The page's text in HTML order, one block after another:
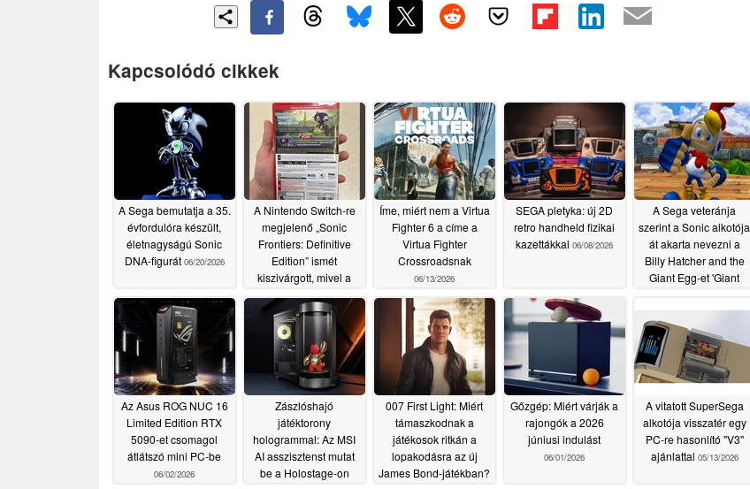
Kapcsolódó cikkek
A Sega bemutatja a 35.
évfordulóra készült,
életnagyságú Sonic
DNA-figurát 06/20/2026
A Nintendo Switch-re
megjelenő „Sonic
Frontiers: Definitive
Edition” ismét
kiszivárgott, mivel a
példányok már
eljutottak a
kiskereskedőkhöz
06/17/2026
Íme, miért nem a Virtua
Fighter 6 a címe a
Virtua Fighter
Crossroadsnak
06/13/2026
SEGA pletyka: új 2D
retro handheld fizikai
kazettákkal 06/08/2026
A Sega veteránja
szerint a Sonic alkotója
át akarta nevezni a
Billy Hatcher and the
Giant Egg-et 'Giant
Az Asus ROG NUC 16
Limited Edition RTX
5090-et csomagol
átlátszó mini PC-be
06/02/2026
Zászlóshajó
játéktorony
hologrammal: Az MSI
AI asszisztenst mutat
be a Holostage-on
007 First Light: Miért
támaszkodnak a
játékosok ritkán a
lopakodásra az új
James Bond-játékban?
Gőzgép: Miért várják a
rajongók a 2026
júniusi indulást
06/01/2026
A vitatott SuperSega
alkotója visszatér egy
PC-re hasonlító "V3"
ajánlattal 05/13/2026